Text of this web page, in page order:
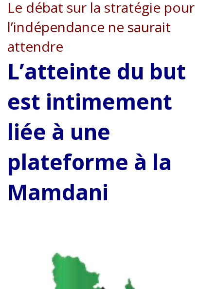
Le débat sur la stratégie pour
l’indépendance ne saurait
attendre
L’atteinte du but
est intimement
liée à une
plateforme à la
Mamdani